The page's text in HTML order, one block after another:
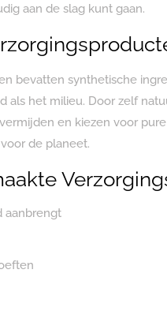
aan de slag kunt gaan.
bevatten synthetische
als het milieu. Door zelf
en kiezen voor
de planeet.
aanbrengt